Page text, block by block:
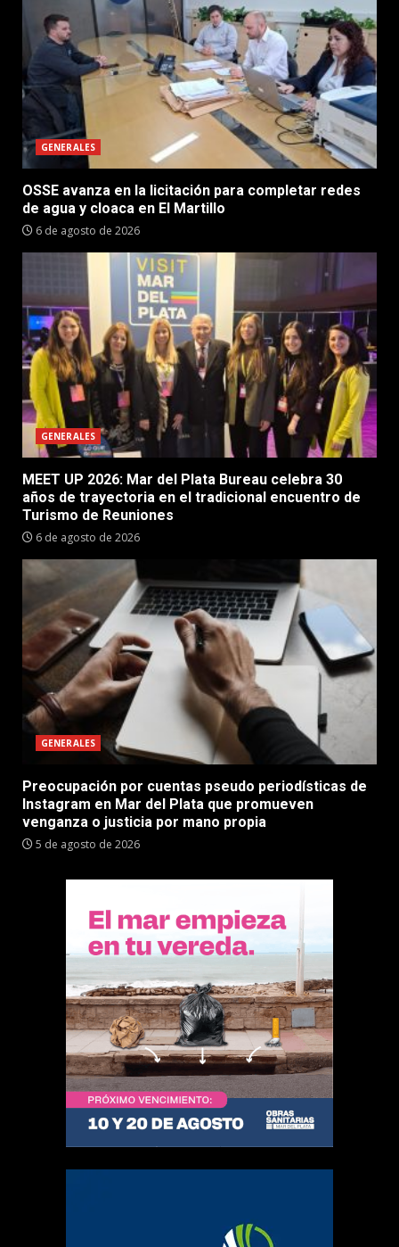
GENERALES
OSSE avanza en la licitación para completar redes
de agua y cloaca en El Martillo
6 de agosto de 2026
GENERALES
MEET UP 2026: Mar del Plata Bureau celebra 30
años de trayectoria en el tradicional encuentro de
Turismo de Reuniones
6 de agosto de 2026
GENERALES
Preocupación por cuentas pseudo periodísticas de
Instagram en Mar del Plata que promueven
venganza o justicia por mano propia
5 de agosto de 2026